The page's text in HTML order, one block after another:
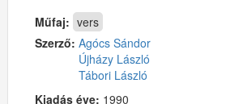
Műfaj: vers
Szerző: Agócs Sándor
Újházy László
Tábori László
Kiadás éve: 1990